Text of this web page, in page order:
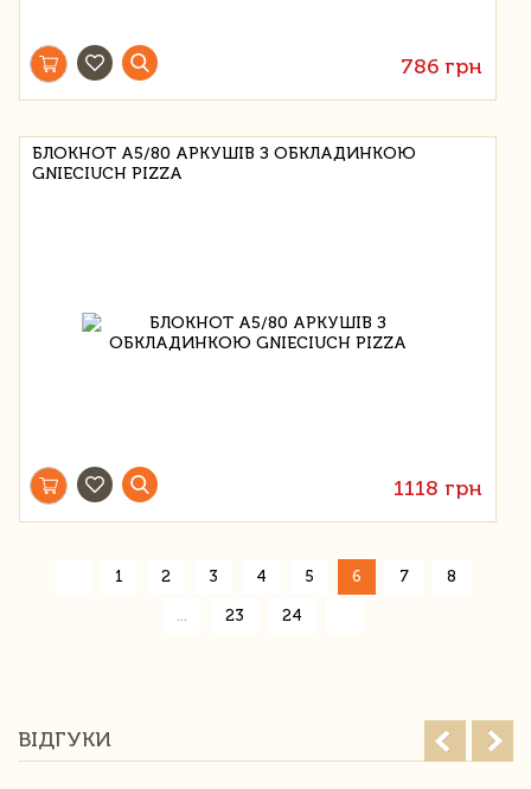
786 грн
БЛОКНОТ А5/80 АРКУШІВ З ОБКЛАДИНКОЮ
GNIECIUCH PIZZA
1118 грн
1 2 3 4 5 6 7 8
23 24
ВІДГУКИ